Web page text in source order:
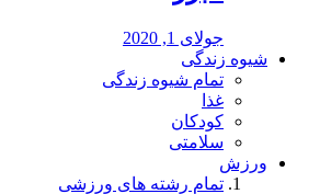
جولای 1, 2020
شیوه زندگی
تمام شیوه زندگی
غذا
کودکان
سلامتی
ورزش
تمام رشته های ورزشی